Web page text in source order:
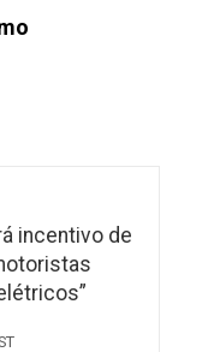
incentivo de